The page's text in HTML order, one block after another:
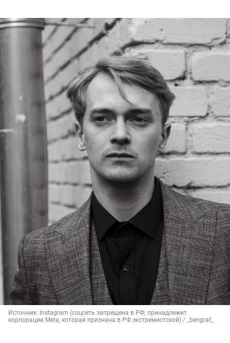
Источник: Instagram (соцсеть запрещена в РФ; принадлежит
корпорации Meta, которая признана в РФ экстремистской) / _bengraf_